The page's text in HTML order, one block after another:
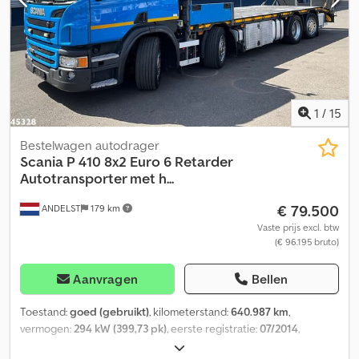
Laadvermogen: 9.950 kg Maximaal toegestaan totaalgewicht
(MTT): 19.000 kg Staat Technische staat: goed Optische staat:
goed Productveiligheid Fabrikant: Clean Mat Trucks B.V.
Wageningsestraat 17 6673DB ANDELST, NL
1 / 15
ANDELST 179 km
Bestelwagen autodrager
Scania P 410 8x2 Euro 6 Retarder
Autotransporter met h...
€ 79.500
Vaste prijs excl. btw
(€ 96.195 bruto)
Aanvragen Bellen
Toestand:goed (gebruikt), kilometerstand:640.987 km,
vermogen:294 kW (399,73 pk), eerste registratie:07/2014,
, bandenmaten: